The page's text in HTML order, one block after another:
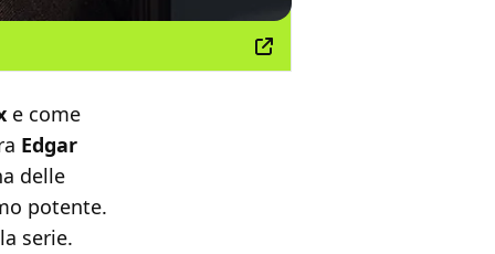
e come
Edgar
delle
potente.
serie.